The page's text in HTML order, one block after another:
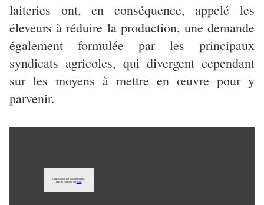
laiteries ont, en conséquence, appelé les
éleveurs à réduire la production, une demande
également formulée par les principaux
syndicats agricoles, qui divergent cependant
sur les moyens à mettre en œuvre pour y
parvenir.